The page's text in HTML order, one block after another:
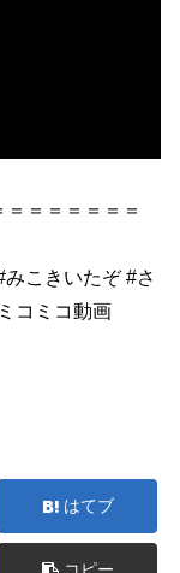
＝＝＝＝＝＝
こきいたぞ #さ
コミコ動画
はてブ